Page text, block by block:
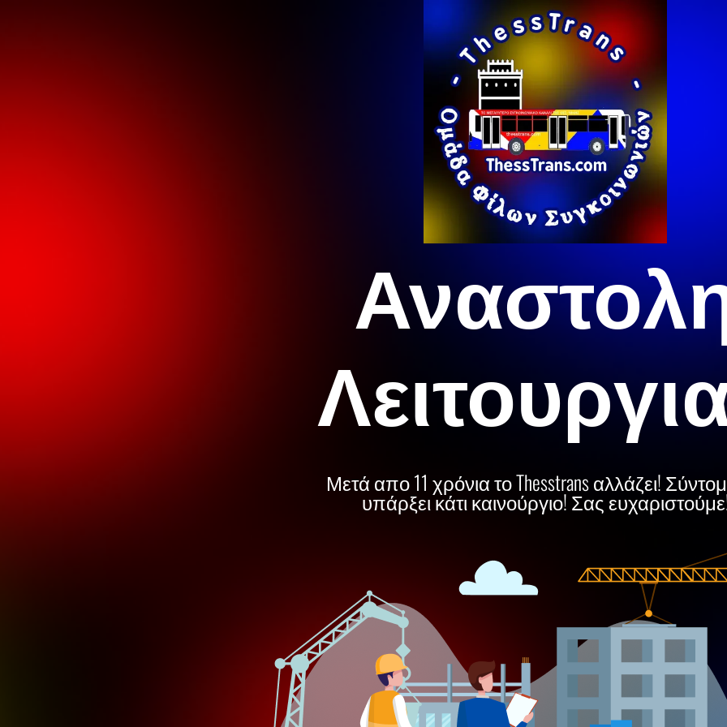
Μετά απο 11 χρόνια το Thesstrans αλλάζει!
υπάρξει κάτι καινούργιο! Σας